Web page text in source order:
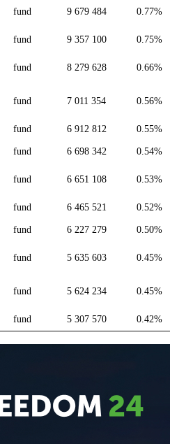
fund 9 679 484 0.77%
fund 9 357 100 0.75%
fund 8 279 628 0.66%
fund 7 011 354 0.56%
fund 6 912 812 0.55%
fund 6 698 342 0.54%
fund 6 651 108 0.53%
fund 6 465 521 0.52%
fund 6 227 279 0.50%
fund 5 635 603 0.45%
fund 5 624 234 0.45%
fund 5 307 570 0.42%